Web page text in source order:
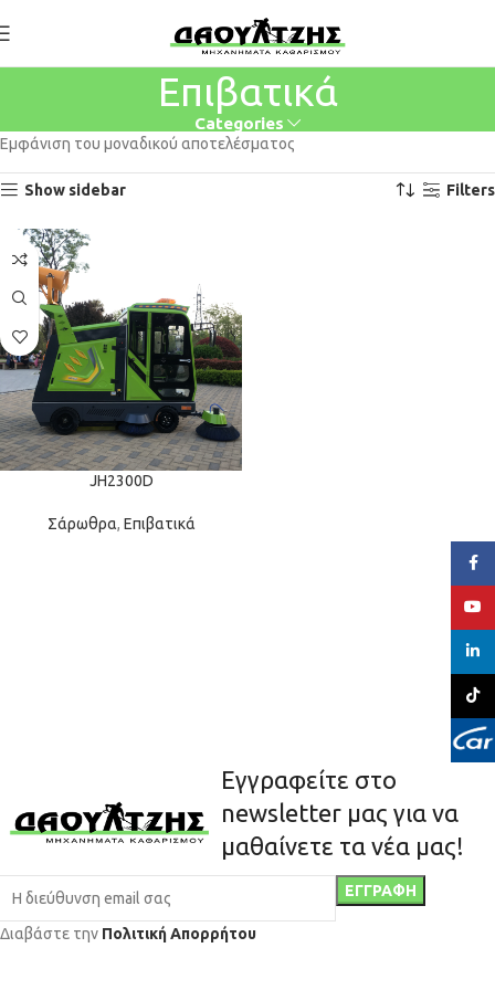
Επιβατικά
Categories
Εμφάνιση του μοναδικού αποτελέσματος
Show sidebar Filters
JH2300D
Σάρωθρα, Επιβατικά
Εγγραφείτε στο
newsletter μας για να
μαθαίνετε τα νέα μας!
Διαβάστε την Πολιτική Απορρήτου